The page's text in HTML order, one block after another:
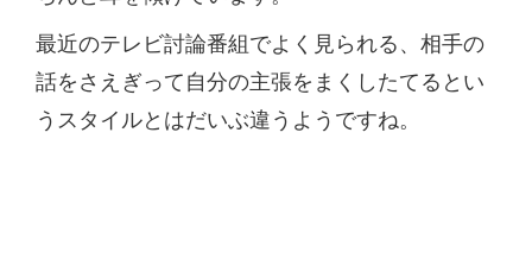
最近のテレビ討論番組でよく見られる、相手の
話をさえぎって自分の主張をまくしたてるとい
うスタイルとはだいぶ違うようですね。